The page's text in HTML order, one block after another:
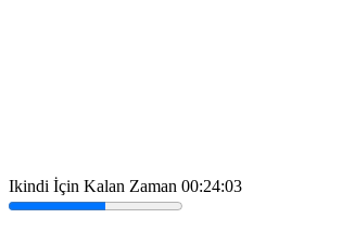
Ikindi İçin Kalan Zaman 00:24:03